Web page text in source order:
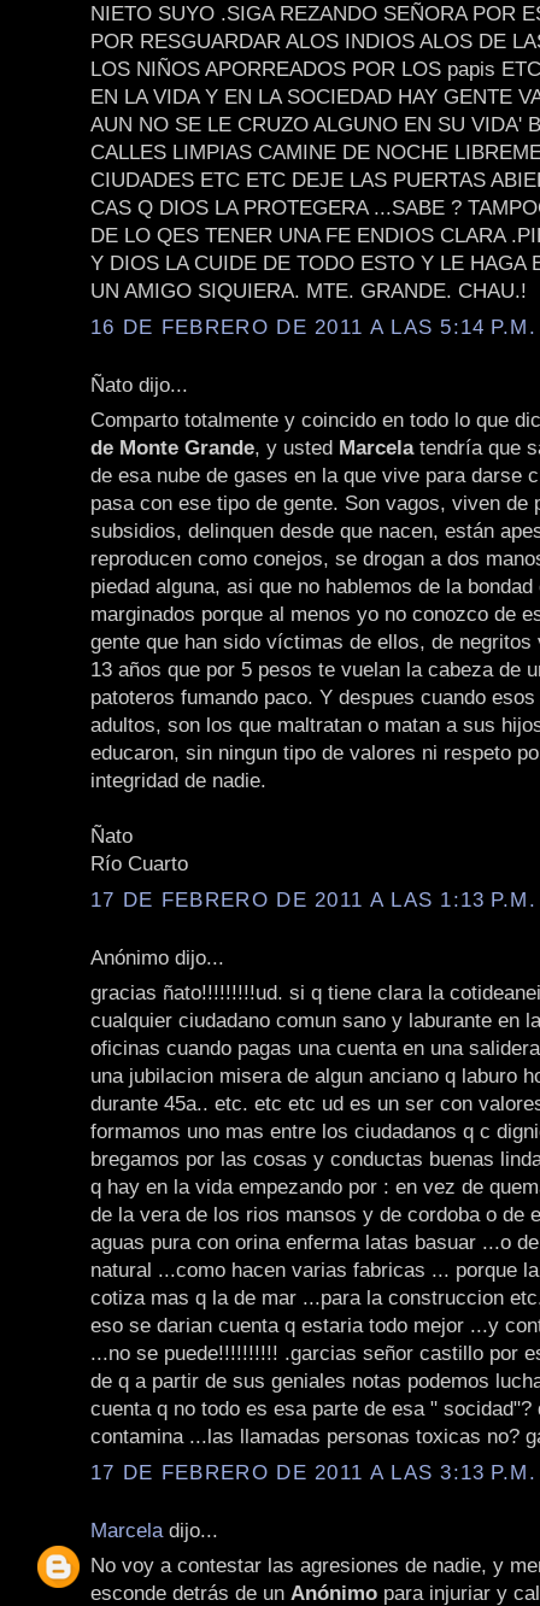
NIETO SUYO .SIGA REZANDO SEÑORA POR
POR RESGUARDAR ALOS INDIOS ALOS DE
LOS NIÑOS APORREADOS POR LOS papis
EN LA VIDA Y EN LA SOCIEDAD HAY GENTE
AUN NO SE LE CRUZO ALGUNO EN SU VIDA'
CALLES LIMPIAS CAMINE DE NOCHE
CIUDADES ETC ETC DEJE LAS PUERTAS
CAS Q DIOS LA PROTEGERA ...SABE ?
DE LO QES TENER UNA FE ENDIOS CLARA
Y DIOS LA CUIDE DE TODO ESTO Y LE HAGA
UN AMIGO SIQUIERA. MTE. GRANDE. CHAU.!
16 DE FEBRERO DE 2011 A LAS 5:14 P.M.
Ñato dijo...
Comparto totalmente y coincido en todo lo que
de Monte Grande, y usted Marcelatendría que
de esa nube de gases en la que vive para darse
pasa con ese tipo de gente. Son vagos, viven de
subsidios, delinquen desde que nacen, están
reproducen como conejos, se drogan a dos
piedad alguna, asi que no hablemos de la bondad
marginados porque al menos yo no conozco de
gente que han sido víctimas de ellos, de negritos
13 años que por 5 pesos te vuelan la cabeza de
patoteros fumando paco. Y despues cuando
adultos, son los que maltratan o matan a sus
educaron, sin ningun tipo de valores ni respeto
integridad de nadie.
Ñato
Río Cuarto
17 DE FEBRERO DE 2011 A LAS 1:13 P.M.
Anónimo dijo...
gracias ñato!!!!!!!!!ud. si q tiene clara la
cualquier ciudadano comun sano y laburante en
oficinas cuando pagas una cuenta en una
una jubilacion misera de algun anciano q laburo
durante 45a.. etc. etc etc ud es un ser con
formamos uno mas entre los ciudadanos q c
bregamos por las cosas y conductas buenas
q hay en la vida empezando por : en vez de
de la vera de los rios mansos y de cordoba o de
aguas pura con orina enferma latas basuar ...o
natural ...como hacen varias fabricas ... porque
cotiza mas q la de mar ...para la construccion
eso se darian cuenta q estaria todo mejor ...y
...no se puede!!!!!!!!!! .garcias señor castillo por
de q a partir de sus geniales notas podemos
cuenta q no todo es esa parte de esa " socidad"?
contamina ...las llamadas personas toxicas no?
17 DE FEBRERO DE 2011 A LAS 3:13 P.M.
Marcela dijo...
No voy a contestar las agresiones de nadie, y
esconde detrás de un Anónimo para injuriar y